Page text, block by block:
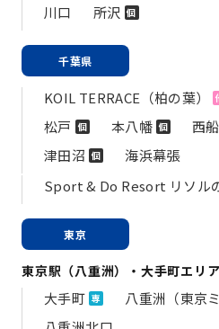
川口 所沢 個
千葉県
KOIL TERRACE（柏の葉）
松戸 個 本八幡 個 西
津田沼 個
海浜幕張
Sport & Do Resort リソル
東京
東京駅（八重洲）・大手町エリア
大手町 専 八重洲（東京